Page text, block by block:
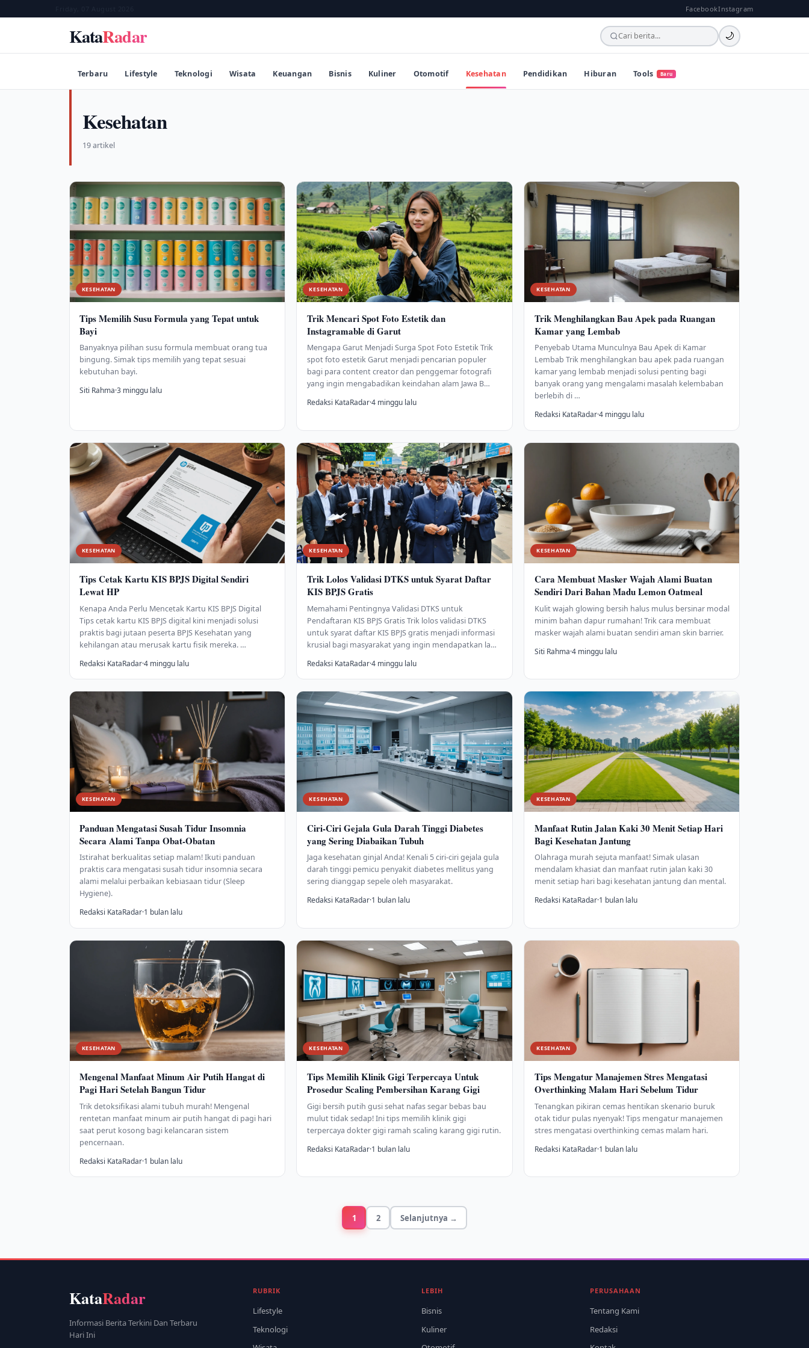
FacebookInstagram
KataRadar 🌙
Terbaru Lifestyle Teknologi Wisata Keuangan Bisnis Kuliner Otomotif Kesehatan Pendidikan Hiburan Tools Baru
Kesehatan
19 artikel
KESEHATAN
Tips Memilih Susu Formula yang Tepat untuk
Bayi
Banyaknya pilihan susu formula membuat orang tua
bingung. Simak tips memilih yang tepat sesuai
kebutuhan bayi.
Siti Rahma·3 minggu lalu
KESEHATAN
Trik Mencari Spot Foto Estetik dan
Instagramable di Garut
Mengapa Garut Menjadi Surga Spot Foto Estetik Trik
spot foto estetik Garut menjadi pencarian populer
bagi para content creator dan penggemar fotografi
yang ingin mengabadikan keindahan alam Jawa B…
Redaksi KataRadar·4 minggu lalu
KESEHATAN
Trik Menghilangkan Bau Apek pada Ruangan
Kamar yang Lembab
Penyebab Utama Munculnya Bau Apek di Kamar
Lembab Trik menghilangkan bau apek pada ruangan
kamar yang lembab menjadi solusi penting bagi
banyak orang yang mengalami masalah kelembaban
berlebih di …
Redaksi KataRadar·4 minggu lalu
KESEHATAN
Tips Cetak Kartu KIS BPJS Digital Sendiri
Lewat HP
Kenapa Anda Perlu Mencetak Kartu KIS BPJS Digital
Tips cetak kartu KIS BPJS digital kini menjadi solusi
praktis bagi jutaan peserta BPJS Kesehatan yang
kehilangan atau merusak kartu fisik mereka. …
Redaksi KataRadar·4 minggu lalu
KESEHATAN
Trik Lolos Validasi DTKS untuk Syarat Daftar
KIS BPJS Gratis
Memahami Pentingnya Validasi DTKS untuk
Pendaftaran KIS BPJS Gratis Trik lolos validasi DTKS
untuk syarat daftar KIS BPJS gratis menjadi informasi
krusial bagi masyarakat yang ingin mendapatkan la…
Redaksi KataRadar·4 minggu lalu
KESEHATAN
Cara Membuat Masker Wajah Alami Buatan
Sendiri Dari Bahan Madu Lemon Oatmeal
Kulit wajah glowing bersih halus mulus bersinar modal
minim bahan dapur rumahan! Trik cara membuat
masker wajah alami buatan sendiri aman skin barrier.
Siti Rahma·4 minggu lalu
KESEHATAN
Panduan Mengatasi Susah Tidur Insomnia
Secara Alami Tanpa Obat-Obatan
Istirahat berkualitas setiap malam! Ikuti panduan
praktis cara mengatasi susah tidur insomnia secara
alami melalui perbaikan kebiasaan tidur (Sleep
Hygiene).
Redaksi KataRadar·1 bulan lalu
KESEHATAN
Ciri-Ciri Gejala Gula Darah Tinggi Diabetes
yang Sering Diabaikan Tubuh
Jaga kesehatan ginjal Anda! Kenali 5 ciri-ciri gejala gula
darah tinggi pemicu penyakit diabetes mellitus yang
sering dianggap sepele oleh masyarakat.
Redaksi KataRadar·1 bulan lalu
KESEHATAN
Manfaat Rutin Jalan Kaki 30 Menit Setiap Hari
Bagi Kesehatan Jantung
Olahraga murah sejuta manfaat! Simak ulasan
mendalam khasiat dan manfaat rutin jalan kaki 30
menit setiap hari bagi kesehatan jantung dan mental.
Redaksi KataRadar·1 bulan lalu
KESEHATAN
Mengenal Manfaat Minum Air Putih Hangat di
Pagi Hari Setelah Bangun Tidur
Trik detoksifikasi alami tubuh murah! Mengenal
rentetan manfaat minum air putih hangat di pagi hari
saat perut kosong bagi kelancaran sistem
pencernaan.
Redaksi KataRadar·1 bulan lalu
KESEHATAN
Tips Memilih Klinik Gigi Terpercaya Untuk
Prosedur Scaling Pembersihan Karang Gigi
Gigi bersih putih gusi sehat nafas segar bebas bau
mulut tidak sedap! Ini tips memilih klinik gigi
terpercaya dokter gigi ramah scaling karang gigi rutin.
Redaksi KataRadar·1 bulan lalu
KESEHATAN
Tips Mengatur Manajemen Stres Mengatasi
Overthinking Malam Hari Sebelum Tidur
Tenangkan pikiran cemas hentikan skenario buruk
otak tidur pulas nyenyak! Tips mengatur manajemen
stres mengatasi overthinking cemas malam hari.
Redaksi KataRadar·1 bulan lalu
1 2 Selanjutnya →
KataRadar
Informasi Berita Terkini Dan Terbaru
Hari Ini
RUBRIK
Lifestyle
Teknologi
LEBIH
Bisnis
Kuliner
PERUSAHAAN
Tentang Kami
Redaksi